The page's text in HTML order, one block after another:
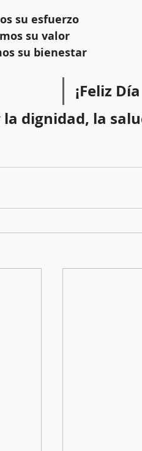
su esfuerzo
su valor
su bienestar
¡Feliz
la dignidad, la